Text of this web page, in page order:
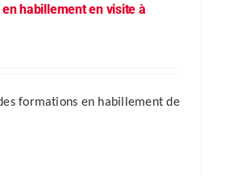
en habillement en visite à
formations en habillement de